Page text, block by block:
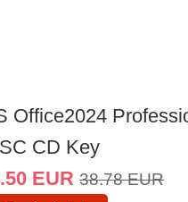
Office2024
CD Key
EUR 38.78 EUR